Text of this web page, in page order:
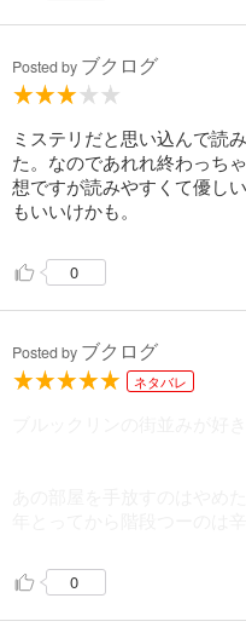
Posted by ブクログ
ミステリだと思い込んで読
た。なのであれれ終わっち
想ですが読みやすくて優し
もいいけかも。
0
Posted by ブクログ
ネタバレ
0